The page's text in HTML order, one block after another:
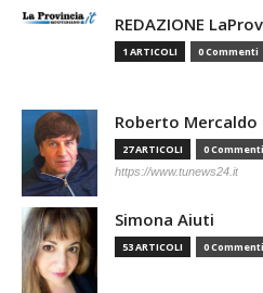
REDAZIONE
1 ARTICOLI 0 Commenti
Roberto Mercaldo
27 ARTICOLI 0 Commenti
https://www.tunews24.it
Simona Aiuti
53 ARTICOLI 0 Commenti